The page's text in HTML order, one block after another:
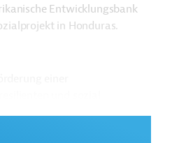
Entwicklungsbank
in Honduras.
Wassereinzugsgebieten